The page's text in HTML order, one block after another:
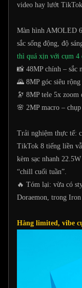
video hay lướt
Màn hình AMOLED
sắc sống động, độ
thì quá xịn với cụm 4
📸 48MP chính – sắc
🌄 8MP góc siêu
🔭 8MP tele 5x zoom
🌸 2MP macro –
Trải nghiệm thực tế:
TikTok 8 tiếng liền
kèm sạc nhanh
“chill cuối tuần”.
🔥 Tóm lại: vừa có
Doraemon, trong Iron
Hàng limited, vibe